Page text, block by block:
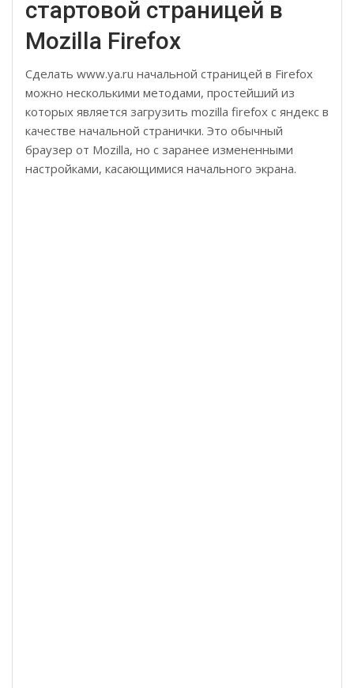
стартовой страницей в
Mozilla Firefox
Сделать www.ya.ru начальной страницей в Firefox
можно несколькими методами, простейший из
которых является загрузить mozilla firefox с яндекс в
качестве начальной странички. Это обычный
браузер от Mozilla, но с заранее измененными
настройками, касающимися начального экрана.